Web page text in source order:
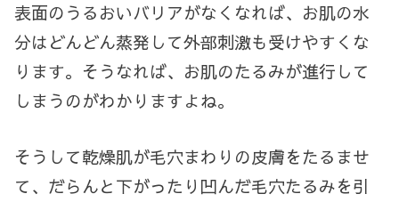
表面のうるおいバリアがなくなれば、お肌の水
分はどんどん蒸発して外部刺激も受けやすくな
ります。そうなれば、お肌のたるみが進行して
しまうのがわかりますよね。
そうして乾燥肌が毛穴まわりの皮膚をたるませ
て、だらんと下がったり凹んだ毛穴たるみを引